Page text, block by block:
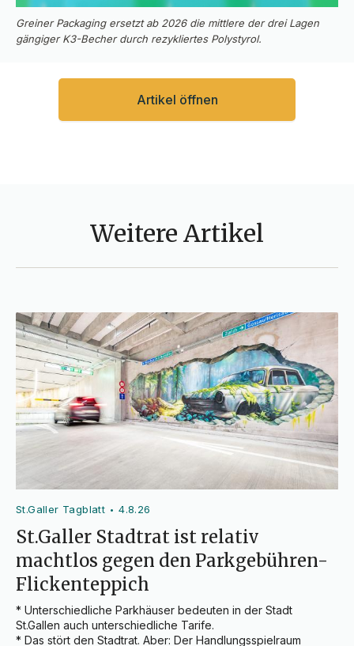
Greiner Packaging ersetzt ab 2026 die mittlere der drei Lagen
gängiger K3-Becher durch rezykliertes Polystyrol.
Artikel öffnen
Weitere Artikel
St.Galler Tagblatt •4.8.26
St.Galler Stadtrat ist relativ
machtlos gegen den Parkgebühren-
Flickenteppich
* Unterschiedliche Parkhäuser bedeuten in der Stadt
St.Gallen auch unterschiedliche Tarife.
* Das stört den Stadtrat. Aber: Der Handlungsspielraum